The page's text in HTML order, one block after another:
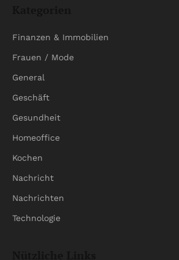
Finanzen & Immobilien
Frauen / Mode
General
Geschäft
Gesundheit
Homeoffice
Kochen
Nachricht
Nachrichten
Technologie